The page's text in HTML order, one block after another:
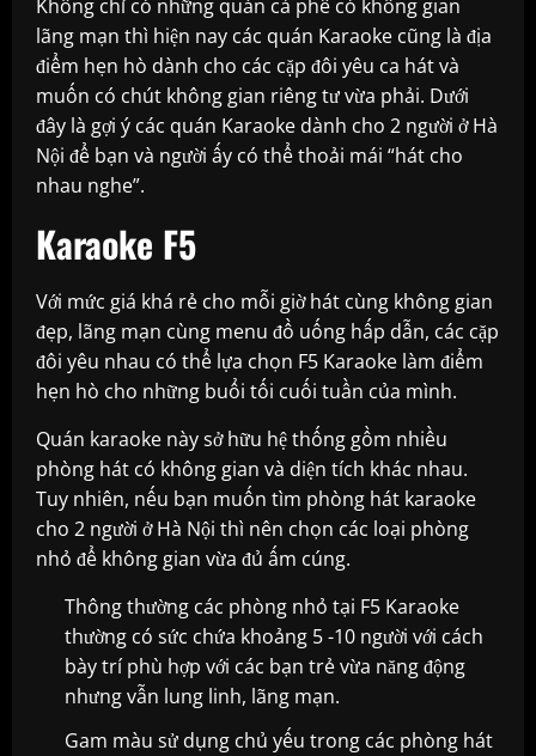
Không chỉ có những quán cà phê có không gian
lãng mạn thì hiện nay các quán Karaoke cũng là địa
điểm hẹn hò dành cho các cặp đôi yêu ca hát và
muốn có chút không gian riêng tư vừa phải. Dưới
đây là gợi ý các quán Karaoke dành cho 2 người ở Hà
Nội để bạn và người ấy có thể thoải mái “hát cho
nhau nghe”.
Karaoke F5
Với mức giá khá rẻ cho mỗi giờ hát cùng không gian
đẹp, lãng mạn cùng menu đồ uống hấp dẫn, các cặp
đôi yêu nhau có thể lựa chọn F5 Karaoke làm điểm
hẹn hò cho những buổi tối cuối tuần của mình.
Quán karaoke này sở hữu hệ thống gồm nhiều
phòng hát có không gian và diện tích khác nhau.
Tuy nhiên, nếu bạn muốn tìm phòng hát karaoke
cho 2 người ở Hà Nội thì nên chọn các loại phòng
nhỏ để không gian vừa đủ ấm cúng.
Thông thường các phòng nhỏ tại F5 Karaoke
thường có sức chứa khoảng 5 -10 người với cách
bày trí phù hợp với các bạn trẻ vừa năng động
nhưng vẫn lung linh, lãng mạn.
Gam màu sử dụng chủ yếu trong các phòng hát